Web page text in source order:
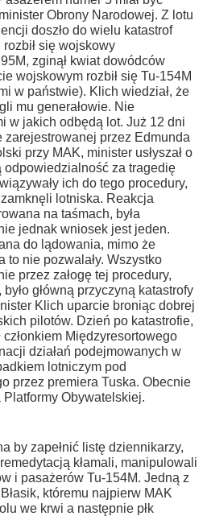
Obrony Narodowej. Z lotu
doszło do wielu katastrof
rozbił się wojskowy
zginął kwiat dowódców
wojskowym rozbił się Tu-154M
w państwie). Klich wiedział, że
mu generałowie. Nie
w jakich odbędą lot. Już 12 dni
zarejestrowanej przez Edmunda
przy MAK, minister usłyszał o
odpowiedzialność za tragedię
ich do tego procedury,
lotniska. Reakcja
na taśmach, była
jednak wniosek jest jeden.
do lądowania, mimo że
to nie pozwalały. Wszystko
przez załogę tej procedury,
główną przyczyną katastrofy
Klich uparcie broniąc dobrej
pilotów. Dzień po katastrofie,
członkiem Międzyresortowego
działań podejmowanych w
lotniczym pod
przez premiera Tuska. Obecnie
Obywatelskiej.
by zapełnić listę dziennikarzy,
kłamali, manipulowali
i pasażerów Tu-154M. Jedną z
któremu najpierw MAK
we krwi a następnie płk